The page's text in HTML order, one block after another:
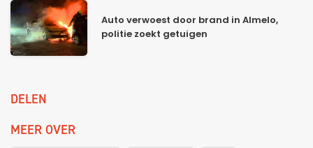
Auto verwoest door brand in Almelo,
politie zoekt getuigen
DELEN
MEER OVER